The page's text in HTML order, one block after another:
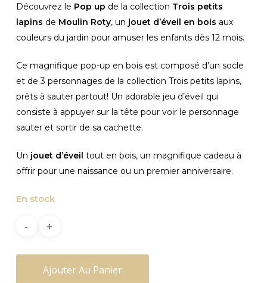
Découvrez le Pop up de la collection Trois petits
lapins de Moulin Roty, un jouet d’éveil en bois aux
couleurs du jardin pour amuser les enfants dès 12 mois.
Ce magnifique pop-up en bois est composé d’un socle
et de 3 personnages de la collection Trois petits lapins,
prêts à sauter partout! Un adorable jeu d’éveil qui
consiste à appuyer sur la tête pour voir le personnage
sauter et sortir de sa cachette.
Un jouet d’éveil tout en bois, un magnifique cadeau à
offrir pour une naissance ou un premier anniversaire.
En stock
Ajouter Au Panier